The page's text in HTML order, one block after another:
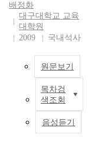
배정화
대구대학교 교육
대학원
2009
국내석사
원문보기
목차검
색조회
음성듣기